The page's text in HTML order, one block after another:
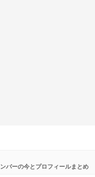
バーの今とプロフィールまとめ